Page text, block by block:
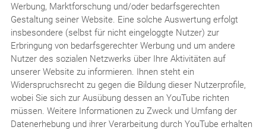
Werbung, Marktforschung und/oder bedarfsgerechten
Gestaltung seiner Website. Eine solche Auswertung erfolgt
insbesondere (selbst für nicht eingeloggte Nutzer) zur
Erbringung von bedarfsgerechter Werbung und um andere
Nutzer des sozialen Netzwerks über Ihre Aktivitäten auf
unserer Website zu informieren. Ihnen steht ein
Widerspruchsrecht zu gegen die Bildung dieser Nutzerprofile,
wobei Sie sich zur Ausübung dessen an YouTube richten
müssen. Weitere Informationen zu Zweck und Umfang der
Datenerhebung und ihrer Verarbeitung durch YouTube erhalten